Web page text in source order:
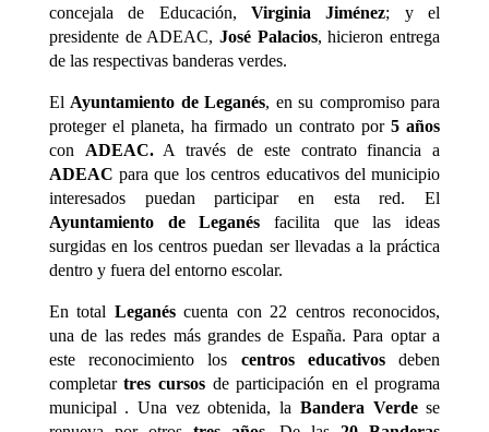
concejala de Educación, Virginia Jiménez; y el
presidente de ADEAC, José Palacios, hicieron entrega
de las respectivas banderas verdes.
ElAyuntamiento de Leganés, en su compromiso para
proteger el planeta, ha firmado un contrato por5 años
con ADEAC.A través de este contrato financia a
ADEAC para que los centros educativos del municipio
interesados puedan participar en esta red. El
Ayuntamiento de Leganés facilita que las ideas
surgidas en los centros puedan ser llevadas a la práctica
dentro y fuera del entorno escolar.
En total Leganéscuenta con 22 centros reconocidos,
una de las redes más grandes de España. Para optar a
este reconocimiento los centros educativosdeben
completartres cursos de participación en el programa
municipal . Una vez obtenida, la Bandera Verdese